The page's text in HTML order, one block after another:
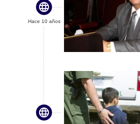

Hace 10 años
